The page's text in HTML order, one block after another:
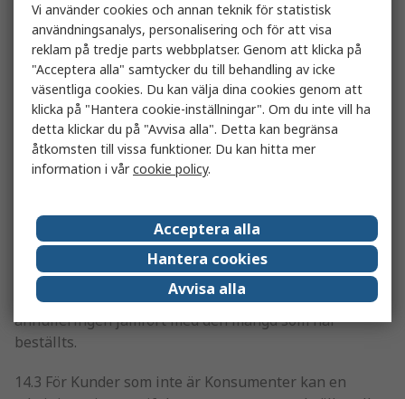
14. Annullering och retur utan att något fel
föreligger
14.1 RS kan, efter eget gottfinnande och skriftligen,
tillåta att en beställning annulleras trots att det inte är
något fel på produkten under förutsättning att Kunden
ersätter RS för de kostnader som RS ådrar sig, samt
med förbehåll för den administrationsavgift som anges
14.2 Vid annullering av endast en del av en beställning
kan RS komma att fakturera Kunden för eventuella
skillnader i försäljningspris per enhet för den mängd
som faktiskt har skickats iväg vid tidpunkten för
annulleringen jämfört med den mängd som har
beställts.
14.3 För Kunder som inte är Konsumenter kan en
Vi använder cookies och annan teknik för statistisk
användningsanalys, personalisering och för att visa
reklam på tredje parts webbplatser. Genom att klicka på
"Acceptera alla" samtycker du till behandling av icke
väsentliga cookies. Du kan välja dina cookies genom att
klicka på "Hantera cookie-inställningar". Om du inte vill ha
detta klickar du på "Avvisa alla". Detta kan begränsa
åtkomsten till vissa funktioner. Du kan hitta mer
information i vårcookie policy.
Acceptera alla
Hantera cookies
Avvisa alla